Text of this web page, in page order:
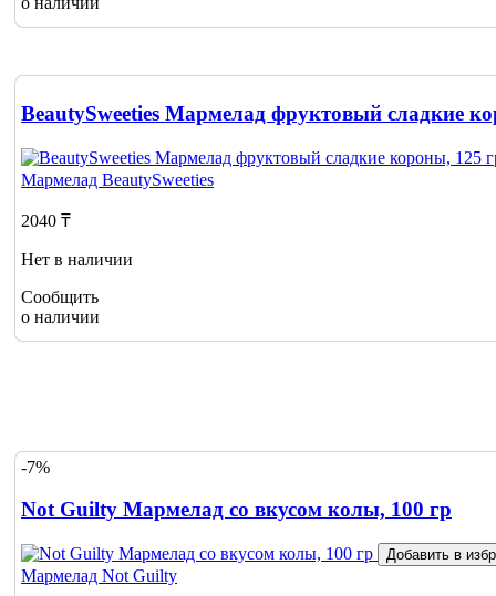
BeautySweeties Мармелад фруктовый сладкие
Мармелад BeautySweeties
2040 ₸
Нет в наличии
Сообщить
о наличии
-7%
Not Guilty Мармелад со вкусом колы, 100 гр
Добавить в
Мармелад Not Guilty